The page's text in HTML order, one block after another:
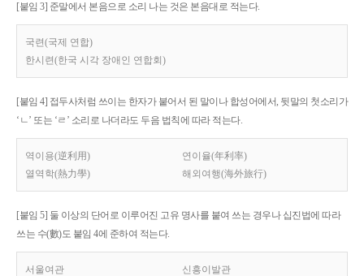
[붙임 3] 준말에서 본음으로 소리 나는 것은 본음대로 적는다.
국련(국제 연합)
한시련(한국 시각 장애인 연합회)
[붙임 4] 접두사처럼 쓰이는 한자가 붙어서 된 말이나 합성어에서, 뒷말의 첫소리가
‘ㄴ’ 또는 ‘ㄹ’ 소리로 나더라도 두음 법칙에 따라 적는다.
역이용(逆利用)
연이율(年利率)
열역학(熱力學)
해외여행(海外旅行)
[붙임 5] 둘 이상의 단어로 이루어진 고유 명사를 붙여 쓰는 경우나 십진법에 따라
쓰는 수(數)도 붙임 4에 준하여 적는다.
서울여관 신흥이발관